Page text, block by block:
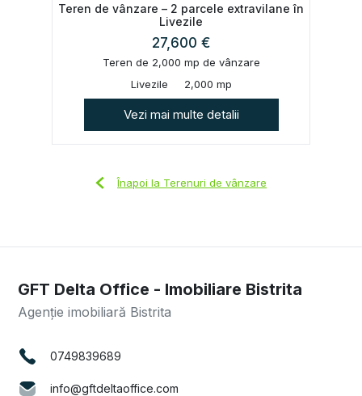
Teren de vânzare – 2 parcele extravilane în
Livezile
27,600 €
Teren de 2,000 mp de vânzare
Livezile
2,000 mp
Vezi mai multe detalii
Înapoi la Terenuri de vânzare
GFT Delta Office - Imobiliare Bistrita
Agenție imobiliară Bistrita
0749839689
info@gftdeltaoffice.com